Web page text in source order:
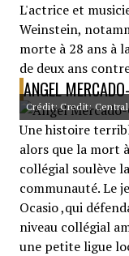
L'actrice et
Weinstein,
morte à 28 ans à
de deux ans
ANGEL
Crédit: Credit: Central
Une histoire
alors que la mort
collégial soulève
communauté. Le
Ocasio ,qui
niveau collégial
une petite ligue